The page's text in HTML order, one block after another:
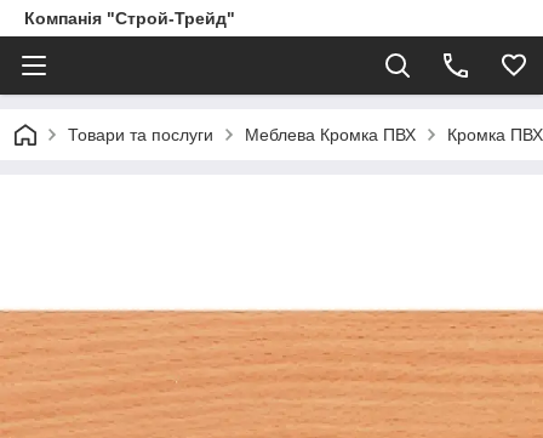
Компанія "Строй-Трейд"
Товари та послуги Меблева Кромка ПВХ Кромка